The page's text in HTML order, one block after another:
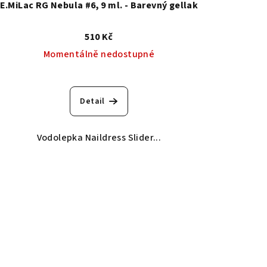
E.MiLac RG Nebula #6, 9 ml. - Barevný gellak
510 Kč
Momentálně nedostupné
Detail
Vodolepka Naildress Slider...